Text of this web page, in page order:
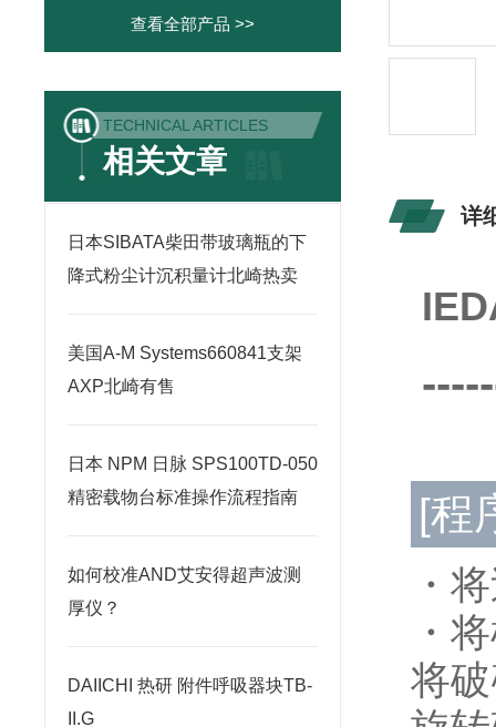
查看全部产品 >>
TECHNICAL ARTICLES
相关文章
日本SIBATA柴田带玻璃瓶的下
降式粉尘计沉积量计北崎热卖
美国A-M Systems660841支架
AXP北崎有售
日本 NPM 日脉 SPS100TD-050
精密载物台标准操作流程指南
如何校准AND艾安得超声波测
厚仪？
DAIICHI 热研 附件呼吸器块TB-
II.G
详
[程
・
・
将